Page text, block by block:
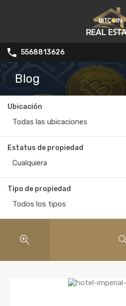
5568813626
Blog
Ubicación
Todas las ubicaciones
Estatus de propiedad
Cualquiera
Tipo de propiedad
Todos los tipos